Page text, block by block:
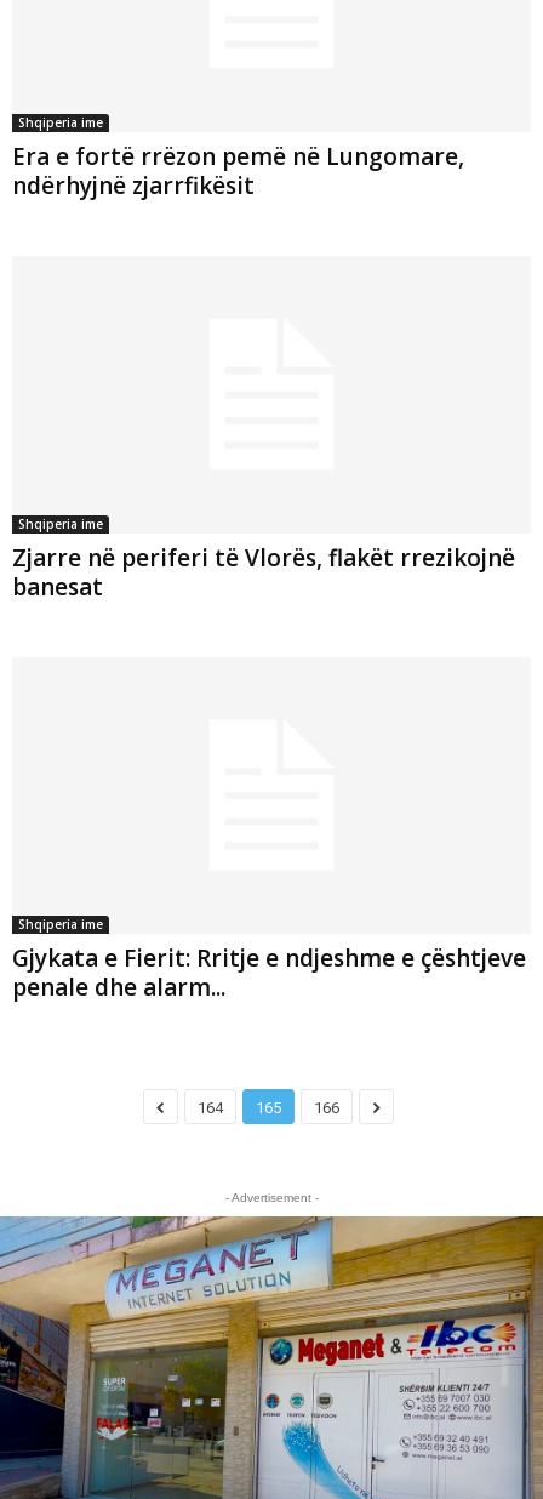
Shqiperia ime
Era e fortë rrëzon pemë në Lungomare,
ndërhyjnë zjarrfikësit
Shqiperia ime
Zjarre në periferi të Vlorës, flakët rrezikojnë
banesat
Shqiperia ime
Gjykata e Fierit: Rritje e ndjeshme e çështjeve
penale dhe alarm...
164 165 166
- Advertisement -